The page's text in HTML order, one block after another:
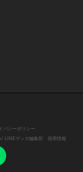
バシーポリシー
/ LINEマンガ編集部
採用情報